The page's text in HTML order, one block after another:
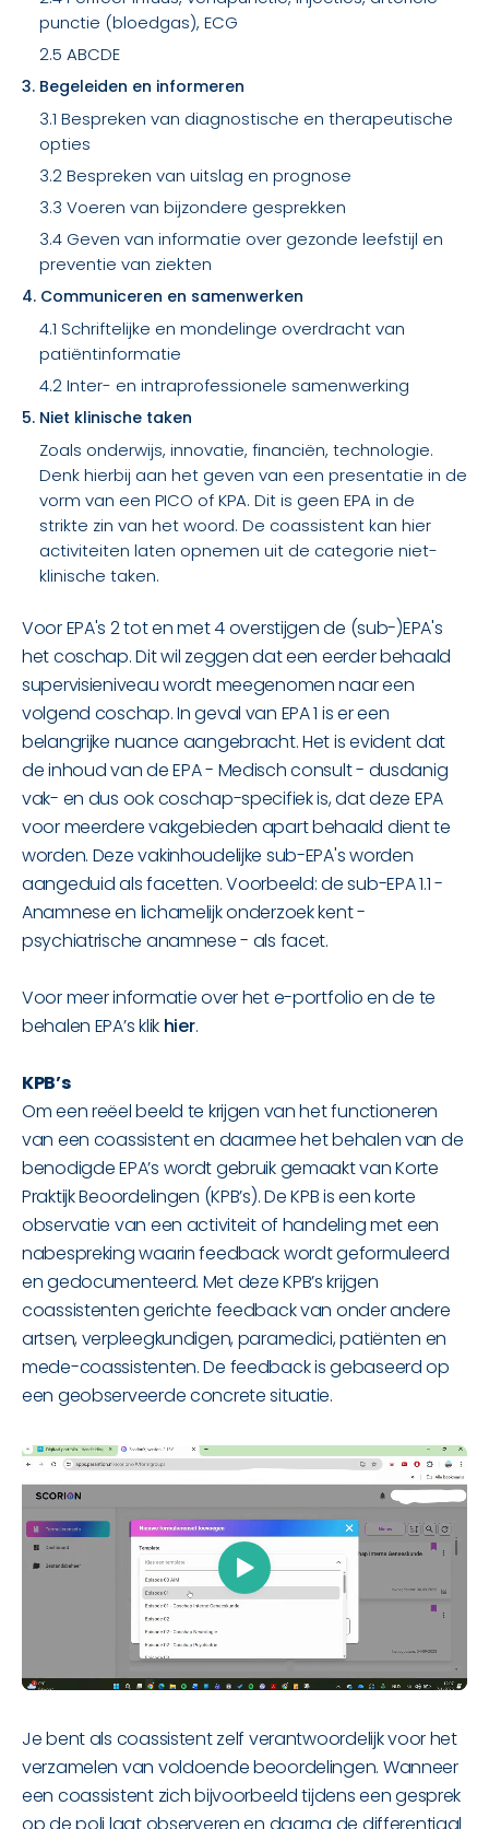
punctie (bloedgas), ECG
2.5 ABCDE
3. Begeleiden en informeren
3.1 Bespreken van diagnostische en therapeutische
opties
3.2 Bespreken van uitslag en prognose
3.3 Voeren van bijzondere gesprekken
3.4 Geven van informatie over gezonde leefstijl en
preventie van ziekten
4. Communiceren en samenwerken
4.1 Schriftelijke en mondelinge overdracht van
patiëntinformatie
4.2 Inter- en intraprofessionele samenwerking
5. Niet klinische taken
Zoals onderwijs, innovatie, financiën, technologie.
Denk hierbij aan het geven van een presentatie in de
vorm van een PICO of KPA. Dit is geen EPA in de
strikte zin van het woord. De coassistent kan hier
activiteiten laten opnemen uit de categorie niet-
klinische taken.
Voor EPA's 2 tot en met 4 overstijgen de (sub-)EPA's
het coschap. Dit wil zeggen dat een eerder behaald
supervisieniveau wordt meegenomen naar een
volgend coschap. In geval van EPA 1 is er een
belangrijke nuance aangebracht. Het is evident dat
de inhoud van de EPA - Medisch consult - dusdanig
vak- en dus ook coschap-specifiek is, dat deze EPA
voor meerdere vakgebieden apart behaald dient te
worden. Deze vakinhoudelijke sub-EPA's worden
aangeduid als facetten. Voorbeeld: de sub-EPA 1.1 -
Anamnese en lichamelijk onderzoek kent -
psychiatrische anamnese - als facet.
Voor meer informatie over het e-portfolio en de te
behalen EPA’s klik hier.
KPB’s
Om een reëel beeld te krijgen van het functioneren
van een coassistent en daarmee het behalen van de
benodigde EPA’s wordt gebruik gemaakt van Korte
Praktijk Beoordelingen (KPB’s). De KPB is een korte
observatie van een activiteit of handeling met een
nabespreking waarin feedback wordt geformuleerd
en gedocumenteerd. Met deze KPB’s krijgen
coassistenten gerichte feedback van onder andere
artsen, verpleegkundigen, paramedici, patiënten en
mede-coassistenten. De feedback is gebaseerd op
een geobserveerde concrete situatie.
Je bent als coassistent zelf verantwoordelijk voor het
verzamelen van voldoende beoordelingen. Wanneer
een coassistent zich bijvoorbeeld tijdens een gesprek